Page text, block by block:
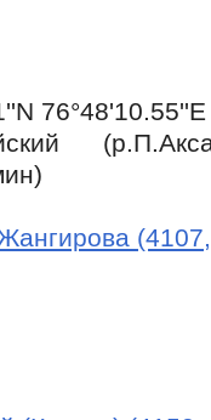
76°48'10.55''E